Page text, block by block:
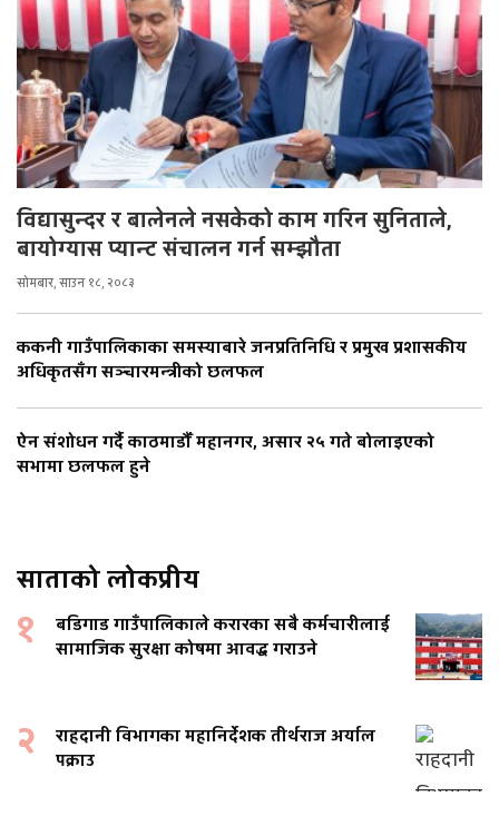
विद्यासुन्दर र बालेनले नसकेको काम गरिन सुनिताले,
बायोग्यास प्यान्ट संचालन गर्न सम्झौता
सोमबार, साउन १८, २०८३
ककनी गाउँपालिकाका समस्याबारे जनप्रतिनिधि र प्रमुख प्रशासकीय
अधिकृतसँग सञ्चारमन्त्रीको छलफल
ऐन संशोधन गर्दै काठमाडौँ महानगर, असार २५ गते बोलाइएको
सभामा छलफल हुने
साताको लोकप्रीय
१
बडिगाड गाउँपालिकाले करारका सबै कर्मचारीलाई
सामाजिक सुरक्षा कोषमा आवद्ध गराउने
२
राहदानी विभागका महानिर्देशक तीर्थराज अर्याल
पक्राउ